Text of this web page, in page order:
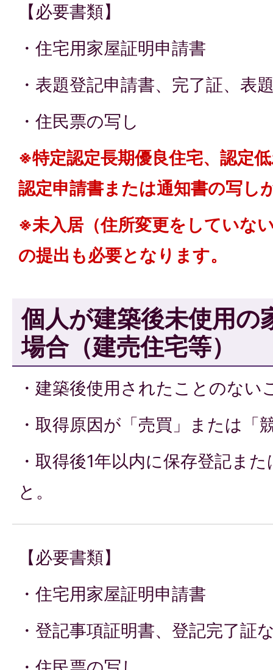
【必要書類】
・住宅用家屋証明申請書
・表題登記申請書、完了証、表
・住民票の写し
※特定認定長期優良住宅、認定
認定申請書または通知書の写し
※未入居（住所変更をしていな
の提出も必要となります。
個人が建築後未使用の
場合（建売住宅等）
・建築後使用されたことのない
・取得原因が「売買」または「
・取得後1年以内に保存登記ま
と。
【必要書類】
・住宅用家屋証明申請書
・登記事項証明書、登記完了証